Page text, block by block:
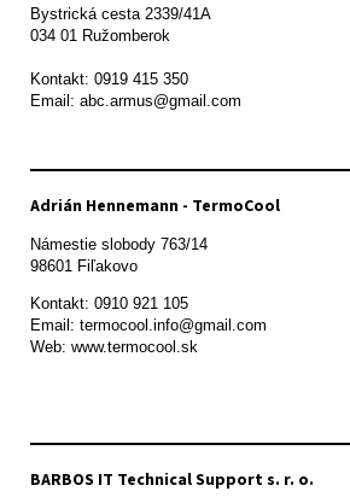
Bystrická cesta 2339/41A
034 01 Ružomberok
Kontakt: 0919 415 350
Adrián Hennemann - TermoCool
Námestie slobody 763/14
98601 Fiľakovo
Kontakt: 0910 921 105
Email: termocool.info@gmail.com
Web: www.termocool.sk
BARBOS IT Technical Support s. r. o.